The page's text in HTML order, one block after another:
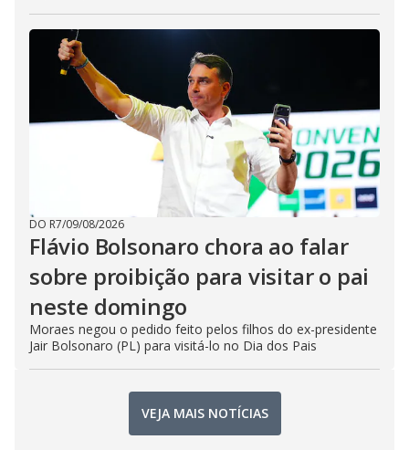
DO R7/09/08/2026
Flávio Bolsonaro chora ao falar
sobre proibição para visitar o pai
neste domingo
Moraes negou o pedido feito pelos filhos do ex-presidente
Jair Bolsonaro (PL) para visitá-lo no Dia dos Pais
VEJA MAIS NOTÍCIAS